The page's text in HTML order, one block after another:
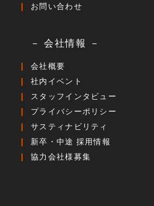
お問い合わせ
－ 会社情報 －
会社概要
社内イベント
スタッフインタビュー
プライバシーポリシー
サスティナビリティ
新卒・中途 採用情報
協力会社様募集